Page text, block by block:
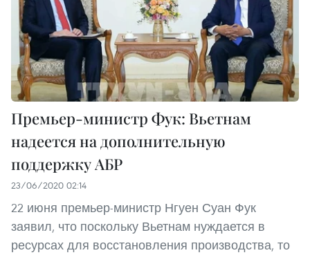
Премьер-министр Фук: Вьетнам
надеется на дополнительную
поддержку АБР
23/06/2020 02:14
22 июня премьер-министр Нгуен Суан Фук
заявил, что поскольку Вьетнам нуждается в
ресурсах для восстановления производства, то